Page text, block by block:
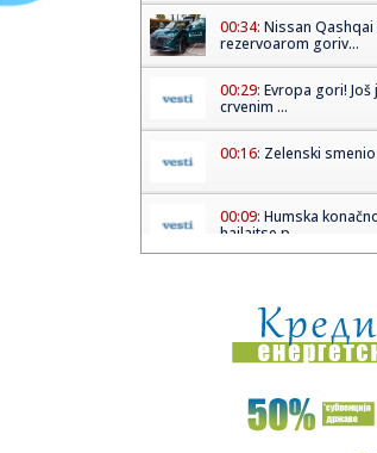
00:34: Nissan
rezervoarom goriv...
00:29: Evropa gori!
crvenim ...
00:16: Zelenski
00:09: Humska
hajlajtse p...
00:04:Vukotić ne zna
00:01:Na današnji